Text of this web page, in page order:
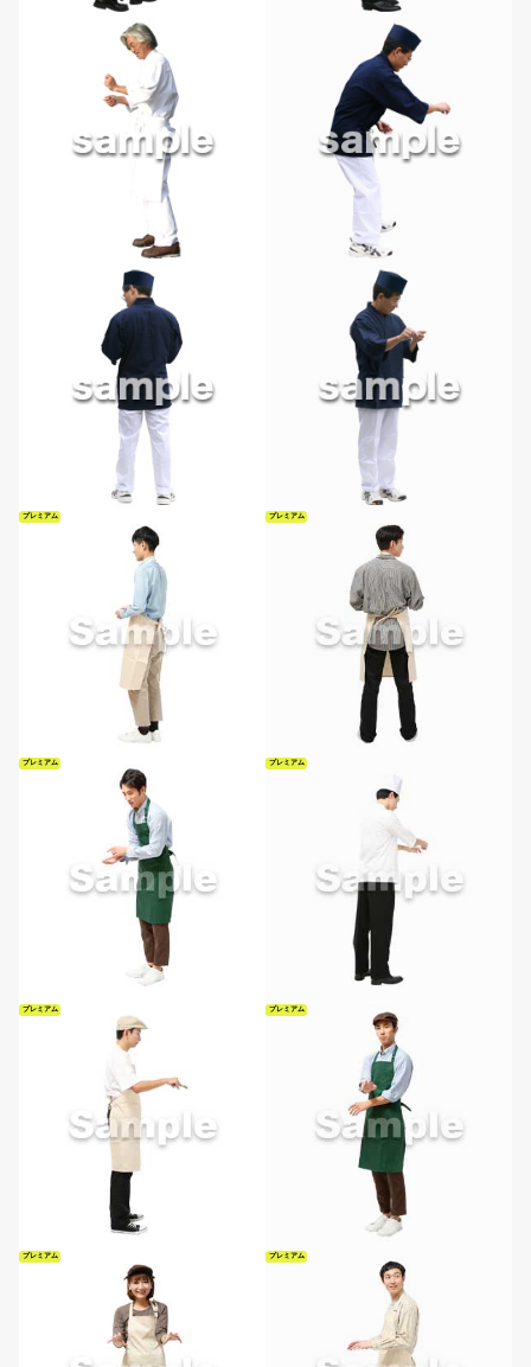
プレミアム プレミアム
プレミアム プレミアム
プレミアム プレミアム
プレミアム プレミアム